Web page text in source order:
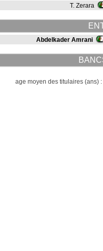
T. Zerara
Abdelkader Amrani
age moyen des titulaires (ans) :